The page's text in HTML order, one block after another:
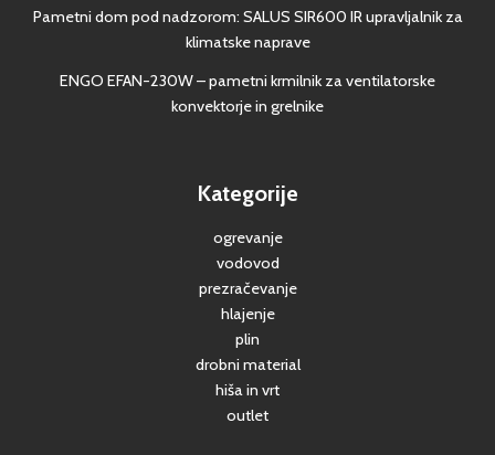
Pametni dom pod nadzorom: SALUS SIR600 IR upravljalnik za
klimatske naprave
ENGO EFAN-230W – pametni krmilnik za ventilatorske
konvektorje in grelnike
Kategorije
ogrevanje
vodovod
prezračevanje
hlajenje
plin
drobni material
hiša in vrt
outlet